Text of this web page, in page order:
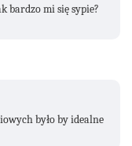
bardzo mi się sypie?
było by idealne